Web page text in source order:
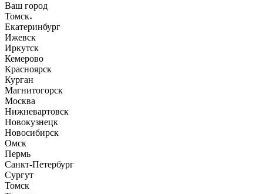
Ваш город
Томск
Екатеринбург
Ижевск
Иркутск
Кемерово
Красноярск
Курган
Магнитогорск
Москва
Нижневартовск
Новокузнецк
Новосибирск
Омск
Пермь
Санкт-Петербург
Сургут
Томск